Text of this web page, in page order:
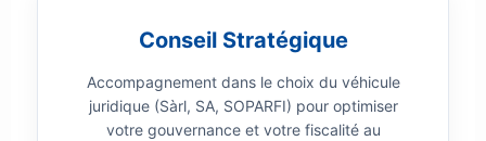
Conseil Stratégique
Accompagnement dans le choix du véhicule
juridique (Sàrl, SA, SOPARFI) pour optimiser
votre gouvernance et votre fiscalité au